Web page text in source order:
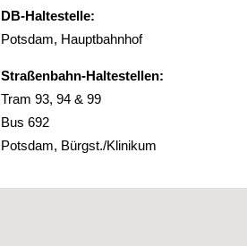
DB-Haltestelle:
Potsdam, Hauptbahnhof
Straßenbahn-Haltestellen:
Tram 93, 94 & 99
Bus 692
Potsdam, Bürgst./Klinikum